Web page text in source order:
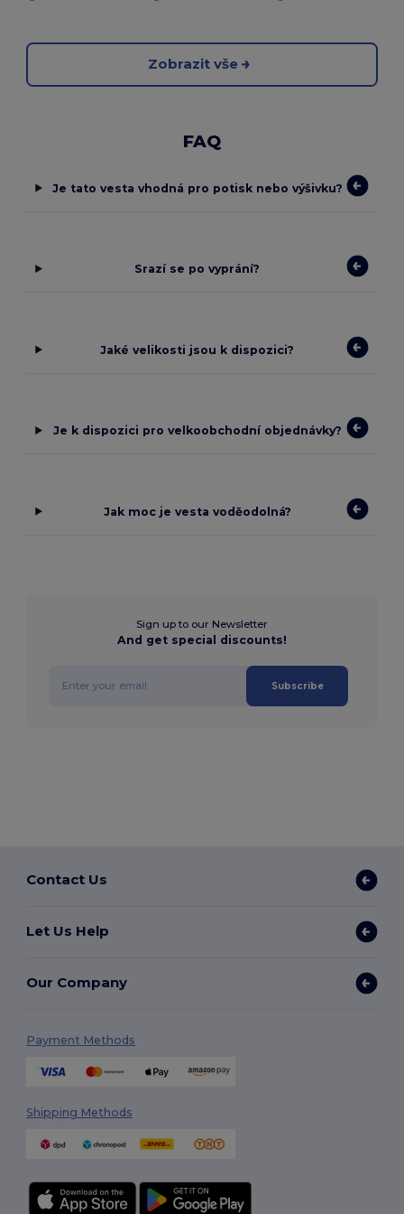
Zobrazit vše
FAQ
Je tato vesta vhodná pro potisk nebo výšivku?
Srazí se po vyprání?
Jaké velikosti jsou k dispozici?
Je k dispozici pro velkoobchodní objednávky?
Jak moc je vesta voděodolná?
Sign up to our Newsletter
And get special discounts!
Subscribe
Contact Us
Let Us Help
Our Company
Payment Methods
Shipping Methods